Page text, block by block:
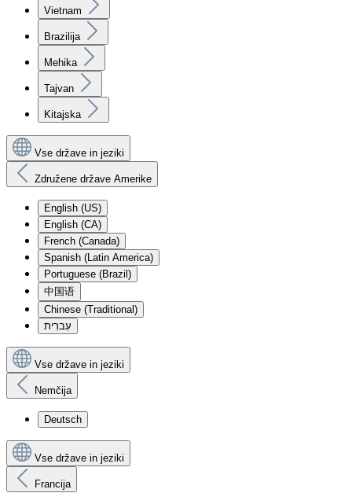
Vietnam
Brazilija
Mehika
Tajvan
Kitajska
Vse države in jeziki
Združene države Amerike
English (US)
English (CA)
French (Canada)
Spanish (Latin America)
Portuguese (Brazil)
中国语
Chinese (Traditional)
עִברִית
Vse države in jeziki
Nemčija
Deutsch
Vse države in jeziki
Francija